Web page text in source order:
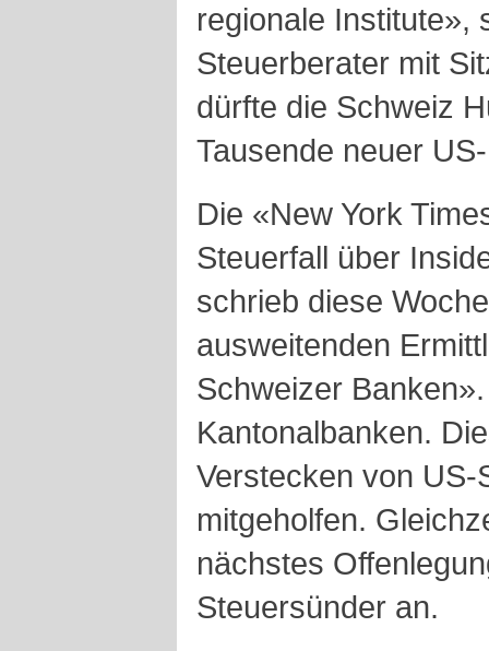
regionale Institute»,
Steuerberater mit
dürfte die Schweiz
Tausende neuer
Die «New York
Steuerfall über
schrieb diese
ausweitenden
Schweizer
Kantonalbanken.
Verstecken von
mitgeholfen.
nächstes
Steuersünder an.